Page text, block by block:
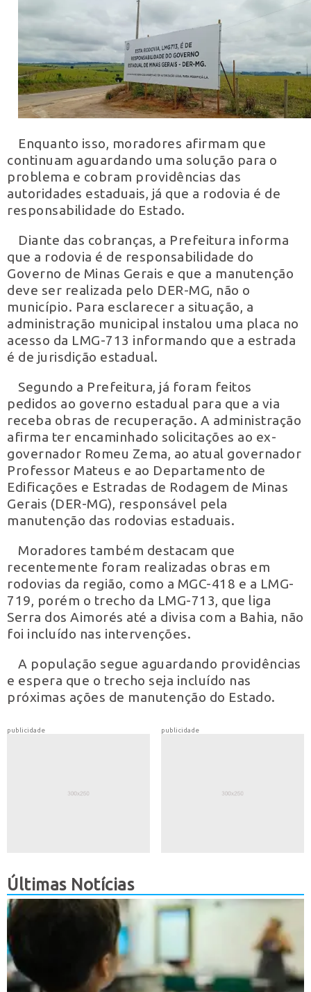
Enquanto isso, moradores afirmam que
continuam aguardando uma solução para o
problema e cobram providências das
autoridades estaduais, já que a rodovia é de
responsabilidade do Estado.
Diante das cobranças, a Prefeitura informa
que a rodovia é de responsabilidade do
Governo de Minas Gerais e que a manutenção
deve ser realizada pelo DER-MG, não o
município. Para esclarecer a situação, a
administração municipal instalou uma placa no
acesso da LMG-713 informando que a estrada
é de jurisdição estadual.
Segundo a Prefeitura, já foram feitos
pedidos ao governo estadual para que a via
receba obras de recuperação. A administração
afirma ter encaminhado solicitações ao ex-
governador Romeu Zema, ao atual governador
Professor Mateus e ao Departamento de
Edificações e Estradas de Rodagem de Minas
Gerais (DER-MG), responsável pela
manutenção das rodovias estaduais.
Moradores também destacam que
recentemente foram realizadas obras em
rodovias da região, como a MGC-418 e a LMG-
719, porém o trecho da LMG-713, que liga
Serra dos Aimorés até a divisa com a Bahia, não
foi incluído nas intervenções.
A população segue aguardando providências
e espera que o trecho seja incluído nas
próximas ações de manutenção do Estado.
publicidade
Últimas Notícias
publicidade